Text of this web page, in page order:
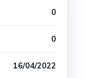
0
0
16/04/2022